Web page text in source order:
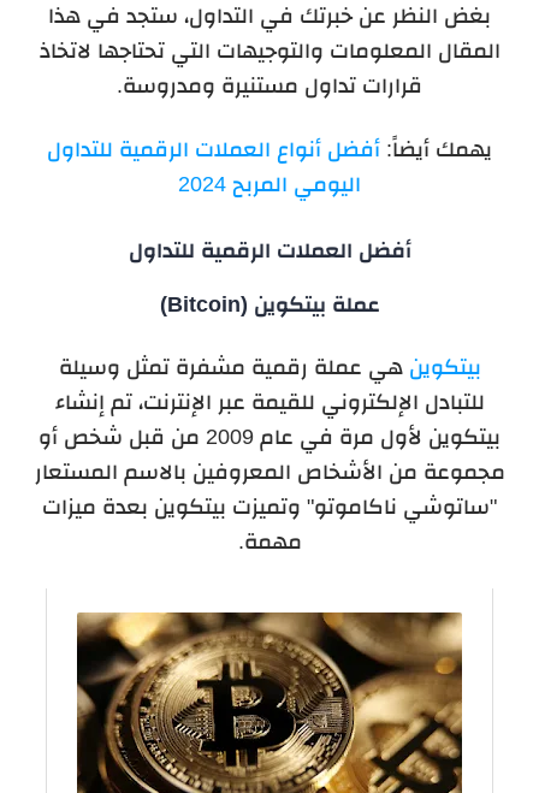
بغض النظر عن خبرتك في التداول، ستجد في هذا
المقال المعلومات والتوجيهات التي تحتاجها لاتخاذ
قرارات تداول مستنيرة ومدروسة.
يهمك أيضاً: أفضل أنواع العملات الرقمية للتداول
اليومي المربح 2024
أفضل العملات الرقمية للتداول
عملة بيتكوين (Bitcoin)
بيتكوين هي عملة رقمية مشفرة تمثل وسيلة
للتبادل الإلكتروني للقيمة عبر الإنترنت، تم إنشاء
بيتكوين لأول مرة في عام 2009 من قبل شخص أو
مجموعة من الأشخاص المعروفين بالاسم المستعار
"ساتوشي ناكاموتو" وتميزت بيتكوين بعدة ميزات
مهمة.